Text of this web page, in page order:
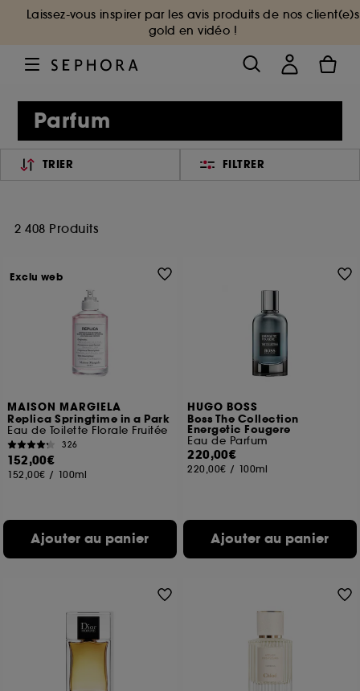
Laissez-vous inspirer par les avis produits de nos client(e)s
gold en vidéo !
Parfum
TRIER FILTRER
2 408 Produits
MAISON MARGIELA
Replica Springtime in a Park
Eau de Toilette Florale Fruitée
326
152,00€
152,00€ / 100ml
Ajouter au panier
Exclu web
HUGO BOSS
Boss The Collection
Energetic Fougere
Eau de Parfum
220,00€
220,00€ / 100ml
Ajouter au panier